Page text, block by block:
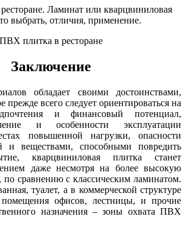
ПВХ плитка в ресторане
Заключение
обладает своими достоинствами,
прежде всего следует ориентироваться на
и финансовый потенциал,
и особенности эксплуатации
повышенной нагрузки, опасности
и веществами, способными повредить
кварцвиниловая плитка станет
даже несмотря на более высокую
по сравнению с классическим ламинатом.
туалет, а в коммерческой структуре
офисов, лестницы, и прочие
назначения – зоны охвата ПВХ